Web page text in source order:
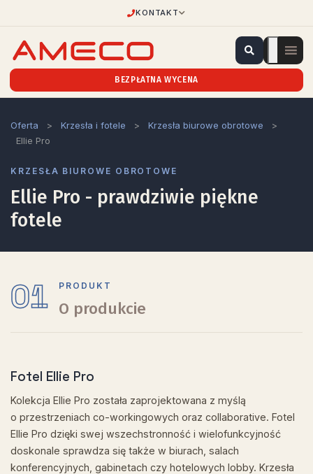
KONTAKT
BEZPŁATNA WYCENA
Oferta > Krzesła i fotele > Krzesła biurowe obrotowe
>
Ellie Pro
KRZESŁA BIUROWE OBROTOWE
Ellie Pro - prawdziwie piękne
fotele
01 PRODUKT
O produkcie
Fotel Ellie Pro
Kolekcja Ellie Pro została zaprojektowana z myślą
o przestrzeniach co-workingowych oraz collaborative. Fotel
Ellie Pro dzięki swej wszechstronność i wielofunkcyjność
doskonale sprawdza się także w biurach, salach
konferencyjnych, gabinetach czy hotelowych lobby. Krzesła